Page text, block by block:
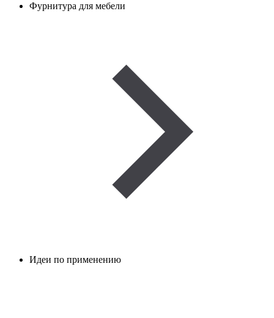
Фурнитура для мебели
Идеи по применению